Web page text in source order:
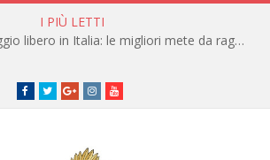
I PIÙ LETTI
Dove fare campeggio libero in Italia: le migliori mete da raggiungere in traghetto
Facebook
TwitterGoogle+instagramyoutube